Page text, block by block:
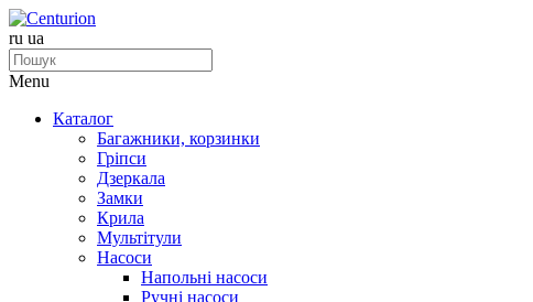
ru ua
Menu
Каталог
Багажники, корзинки
Гріпси
Дзеркала
Замки
Крила
Мультітули
Насоси
Напольні насоси
Ручні насоси